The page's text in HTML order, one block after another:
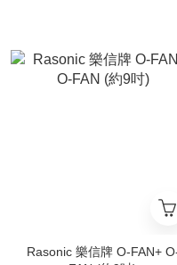
Rasonic 樂信牌 O-FAN+